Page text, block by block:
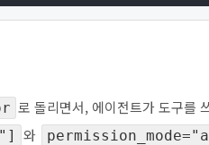
로 돌리면서, 에이전트가 도구를
와